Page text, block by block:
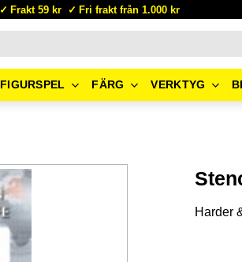
Frakt 59 kr Fri frakt från 1.000 kr
FIGURSPEL FÄRG VERKTYG
Harder